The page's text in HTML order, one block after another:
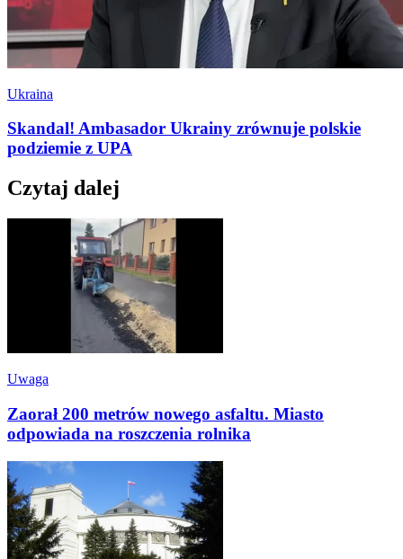
Ukraina
Skandal! Ambasador Ukrainy zrównuje polskie
podziemie z UPA
Czytaj dalej
Uwaga
Zaorał 200 metrów nowego asfaltu. Miasto
odpowiada na roszczenia rolnika